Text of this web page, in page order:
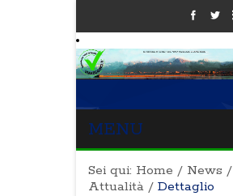
MENU
Sei qui: Home / News /
Attualità / Dettaglio